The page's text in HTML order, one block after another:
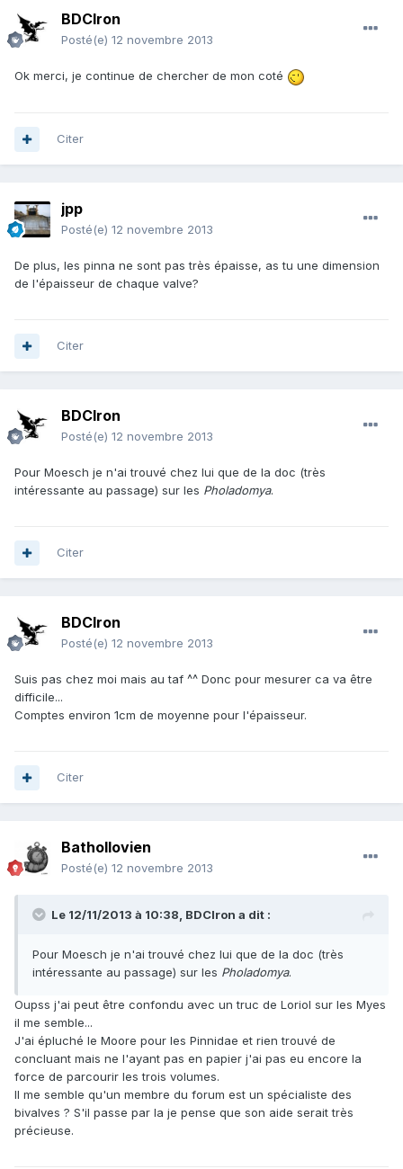
BDCIron
Posté(e) 12 novembre 2013
Ok merci, je continue de chercher de mon coté
Citer
jpp
Posté(e) 12 novembre 2013
De plus, les pinna ne sont pas très épaisse, as tu une dimension
de l'épaisseur de chaque valve?
Citer
BDCIron
Posté(e) 12 novembre 2013
Pour Moesch je n'ai trouvé chez lui que de la doc (très
intéressante au passage) sur les Pholadomya.
Citer
BDCIron
Posté(e) 12 novembre 2013
Suis pas chez moi mais au taf ^^ Donc pour mesurer ca va être
difficile...
Comptes environ 1cm de moyenne pour l'épaisseur.
Citer
Bathollovien
Posté(e) 12 novembre 2013
Le 12/11/2013 à 10:38, BDCIron a dit :
Pour Moesch je n'ai trouvé chez lui que de la doc (très
intéressante au passage) sur les Pholadomya.
Oupss j'ai peut être confondu avec un truc de Loriol sur les Myes
il me semble...
J'ai épluché le Moore pour les Pinnidae et rien trouvé de
concluant mais ne l'ayant pas en papier j'ai pas eu encore la
force de parcourir les trois volumes.
Il me semble qu'un membre du forum est un spécialiste des
bivalves ? S'il passe par la je pense que son aide serait très
précieuse.